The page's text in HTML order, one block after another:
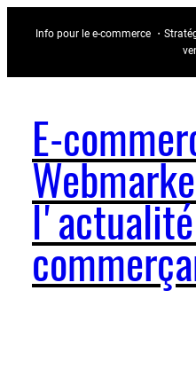
Info pour le e-commerce ・
E-